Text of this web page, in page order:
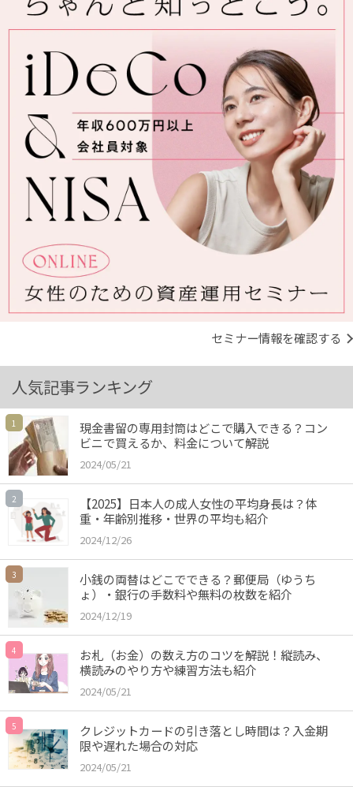
セミナー情報を確認する
人気記事ランキング
1
現金書留の専用封筒はどこで購入できる？コン
ビニで買えるか、料金について解説
2024/05/21
2
【2025】日本人の成人女性の平均身長は？体
重・年齢別推移・世界の平均も紹介
2024/12/26
3
小銭の両替はどこでできる？郵便局（ゆうち
ょ）・銀行の手数料や無料の枚数を紹介
2024/12/19
4
お札（お金）の数え方のコツを解説！縦読み、
横読みのやり方や練習方法も紹介
2024/05/21
5
クレジットカードの引き落とし時間は？入金期
限や遅れた場合の対応
2024/05/21